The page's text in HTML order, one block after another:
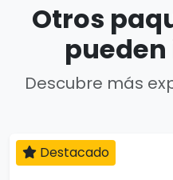
Otros
Descubre más
Destacado